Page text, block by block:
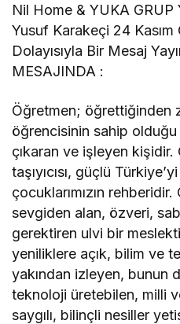
Nil Home & YUKA GRUP
Yusuf Karakeçi 24 Kasım
Dolayısıyla Bir Mesaj
MESAJINDA :
Öğretmen; öğrettiğinden
öğrencisinin sahip olduğu
çıkaran ve işleyen
taşıyıcısı, güçlü
çocuklarımızın
sevgiden alan, özveri,
gerektiren ulvi bir
yeniliklere açık, bilim ve
yakından izleyen, bunun
teknoloji üretebilen, milli
saygılı, bilinçli nesiller